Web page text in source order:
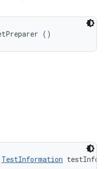
()
TestInformation testInfo)